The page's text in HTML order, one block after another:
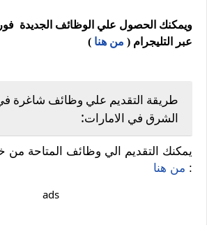
ويمكنك الحصول علي الوظائف الجديدة فور
عبر التليجرام ( من هنا )
طريقة التقديم علي وظائف شاغرة
الشرق في الامارات:
يمكنك التقديم الي وظائف المتاحة من
: من هنا
ads